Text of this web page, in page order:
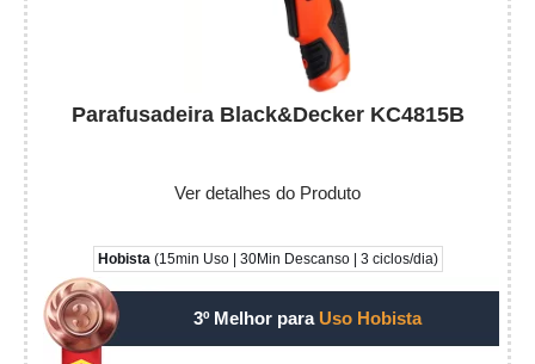
Parafusadeira Black&Decker KC4815B
Ver detalhes do Produto
Hobista(15min Uso | 30Min Descanso | 3 ciclos/dia)
3º Melhor para Uso Hobista